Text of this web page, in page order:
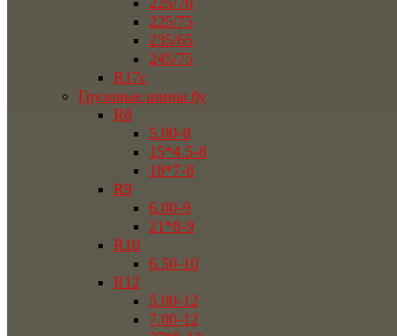
225/75
235/65
245/75
R17c
Грузовые шины бу
R8
5.00-8
15*4.5-8
18*7-8
R9
6.00-9
21*8-9
R10
6.50-10
R12
5.00-12
7.00-12